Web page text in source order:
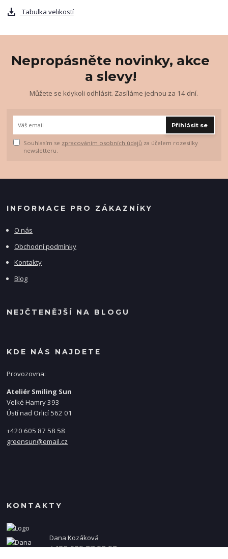
Tabulka velikostí
Nepropásněte novinky, akce
a slevy!
Můžete se kdykoli odhlásit. Zasíláme jednou za 14 dní.
Přihlásit se
Souhlasím se zpracováním osobních údajů za účelem rozesílky
newsletteru.
INFORMACE PRO ZÁKAZNÍKY
O nás
Obchodní podmínky
Kontakty
Blog
NEJČTENĚJŠÍ NA BLOGU
KDE NÁS NAJDETE
Provozovna:
Ateliér Smiling Sun
Velké Hamry 393
Ústí nad Orlicí 562 01
+420 605 87 58 58
greensun@email.cz
KONTAKTY
Dana Kozáková
+420 605 87 58 58